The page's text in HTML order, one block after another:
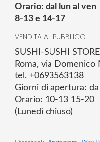
Orario: dal lun al ven
8-13 e 14-17
VENDITA AL PUBBLICO
SUSHI-SUSHI STORE
Roma, via
tel. +0693563138
Giorni di apertura:
Orario: 10-13 15-20
(Lunedì chiuso)